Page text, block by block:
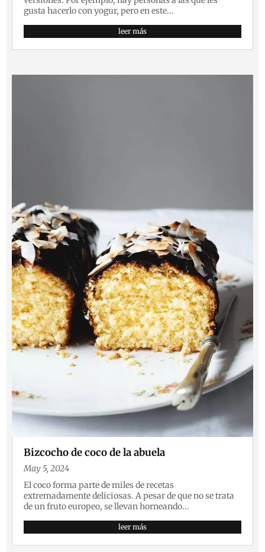
gusta hacerlo con yogur, pero en este...
leer más
Bizcocho de coco de la abuela
May 5, 2024
El coco forma parte de miles de recetas
extremadamente deliciosas. A pesar de que no se trata
de un fruto europeo, se llevan horneando...
leer más